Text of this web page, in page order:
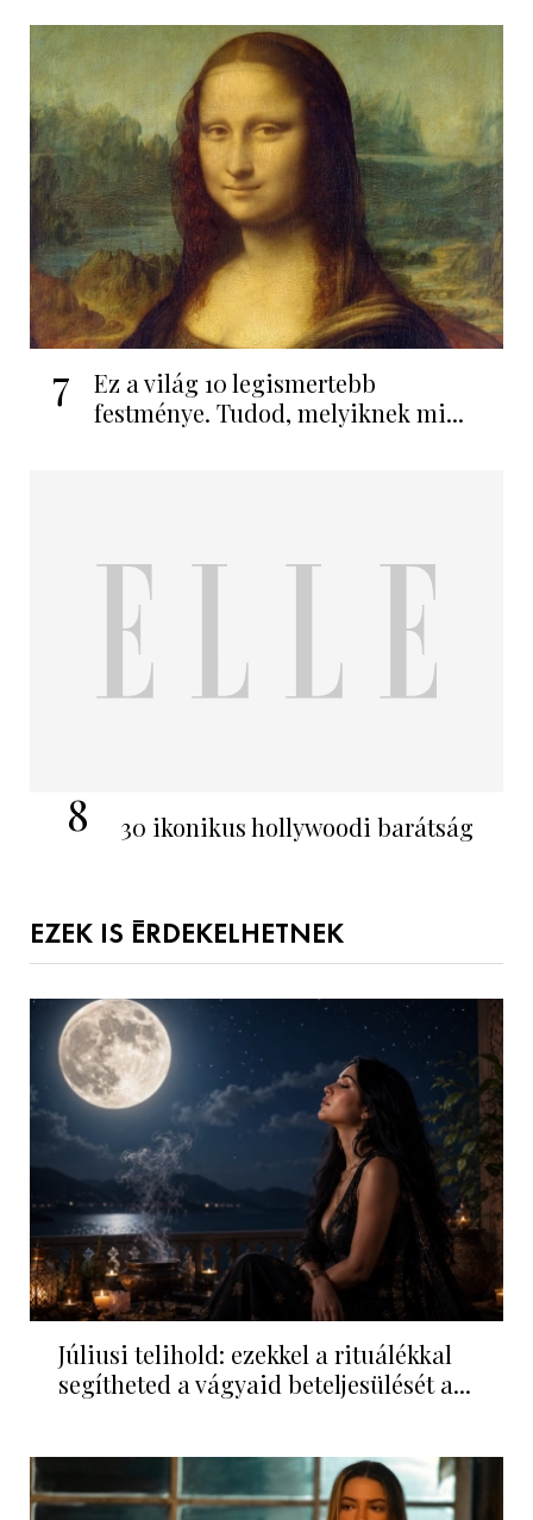
7
Ez a világ 10 legismertebb
festménye. Tudod, melyiknek mi...
8 30 ikonikus hollywoodi barátság
EZEK IS ÉRDEKELHETNEK
Júliusi telihold: ezekkel a rituálékkal
segítheted a vágyaid beteljesülését a...